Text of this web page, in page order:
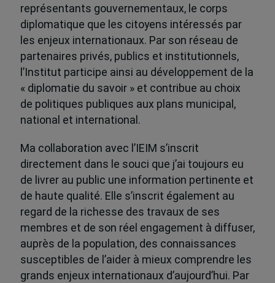
représentants gouvernementaux, le corps
diplomatique que les citoyens intéressés par
les enjeux internationaux. Par son réseau de
partenaires privés, publics et institutionnels,
l’Institut participe ainsi au développement de la
« diplomatie du savoir » et contribue au choix
de politiques publiques aux plans municipal,
national et international.
Ma collaboration avec l’IEIM s’inscrit
directement dans le souci que j’ai toujours eu
de livrer au public une information pertinente et
de haute qualité. Elle s’inscrit également au
regard de la richesse des travaux de ses
membres et de son réel engagement à diffuser,
auprès de la population, des connaissances
susceptibles de l’aider à mieux comprendre les
grands enjeux internationaux d’aujourd’hui. Par